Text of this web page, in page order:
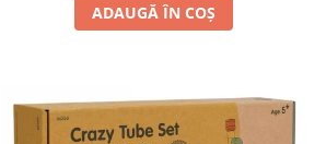
ADAUGĂ ÎN COȘ